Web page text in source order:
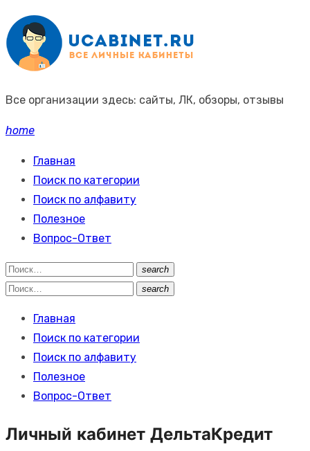
Промотать
к
содержимому
Все организации здесь: сайты, ЛК, обзоры, отзывы
home
Главная
Поиск по категории
Поиск по алфавиту
Полезное
Вопрос-Ответ
Поиск:
search
Поиск
Поиск:
search
Поиск
Главная
Поиск по категории
Поиск по алфавиту
Полезное
Вопрос-Ответ
Личный кабинет ДельтаКредит